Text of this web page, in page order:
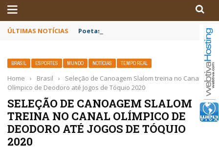
ÚLTIMAS NOTÍCIAS Poetas baianos representam o Brasil no
BRASIL ESPORTES MUNDO NOTÍCIAS TEMPO REAL
Home › Brasil ›
Seleção de Canoagem Slalom treina no Canal
Olímpico de Deodoro até Jogos de Tóquio 2020
SELEÇÃO DE CANOAGEM SLALOM
TREINA NO CANAL OLÍMPICO DE
DEODORO ATÉ JOGOS DE TÓQUIO
2020